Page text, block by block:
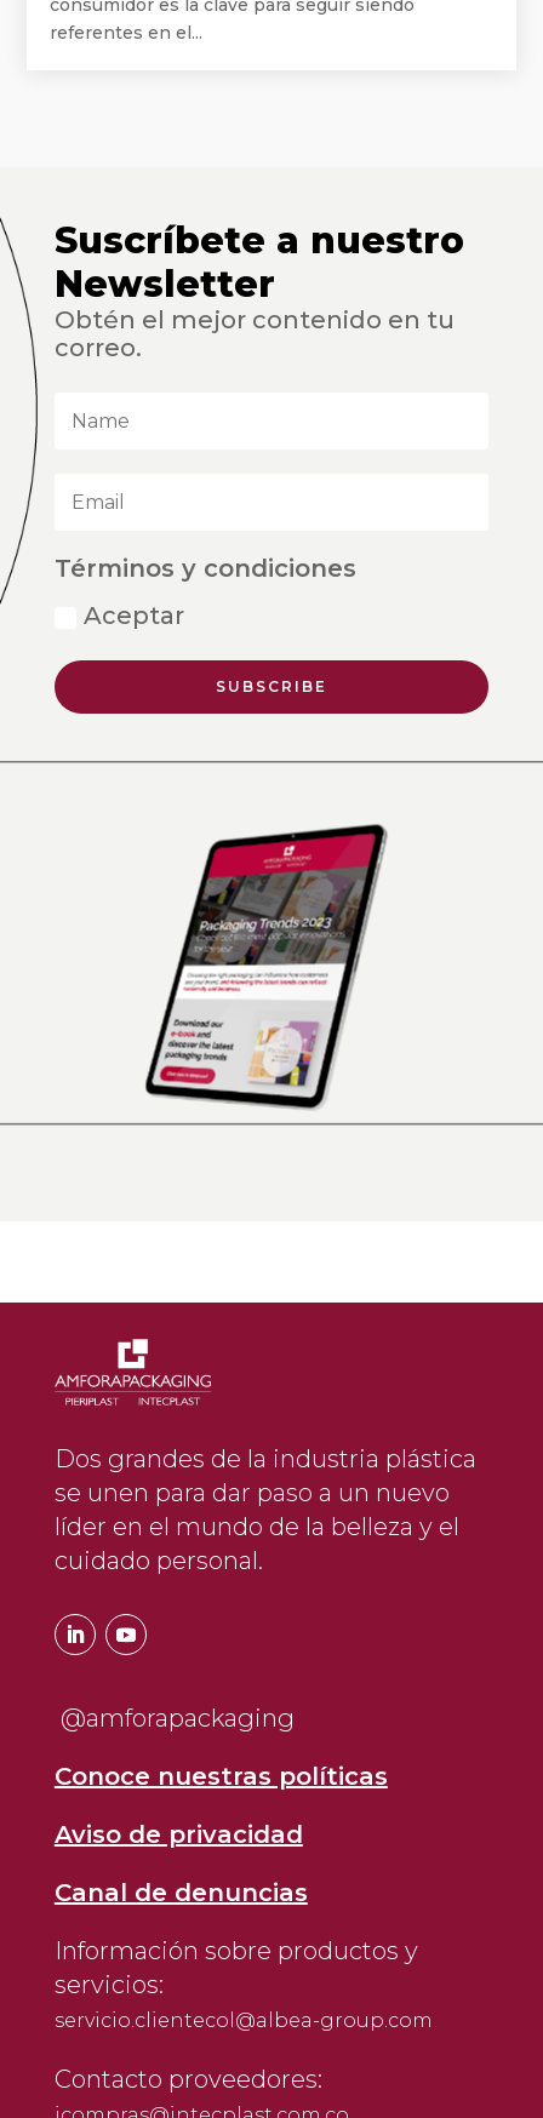
consumidor es la clave para seguir siendo
referentes en el...
Suscríbete a nuestro
Newsletter
Obtén el mejor contenido en tu
correo.
Términos y condiciones
Aceptar
SUBSCRIBE
Dos grandes de la industria plástica
se unen para dar paso a un nuevo
líder en el mundo de la belleza y el
cuidado personal.
@amforapackaging
Conoce nuestras políticas
Aviso de privacidad
Canal de denuncias
Información sobre productos y
servicios:
servicio.clientecol@albea-group.com
Contacto proveedores: